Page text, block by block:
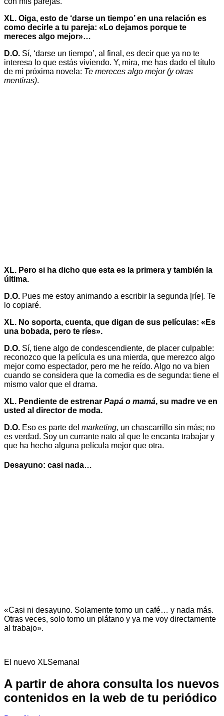
XL. Oiga, esto de ‘darse un tiempo’ en una relación es
como decirle a tu pareja: «Lo dejamos porque te
mereces algo mejor»…
D.O. Sí, ‘darse un tiempo’, al final, es decir que ya no te
interesa lo que estás viviendo. Y, mira, me has dado el título
de mi próxima novela: Te mereces algo mejor (y otras
mentiras).
XL. Pero si ha dicho que esta es la primera y también la
última.
D.O. Pues me estoy animando a escribir la segunda [ríe]. Te
lo copiaré.
XL. No soporta, cuenta, que digan de sus películas: «Es
una bobada, pero te ríes».
D.O. Sí, tiene algo de condescendiente, de placer culpable:
reconozco que la película es una mierda, que merezco algo
mejor como espectador, pero me he reído. Algo no va bien
cuando se considera que la comedia es de segunda: tiene el
mismo valor que el drama.
XL. Pendiente de estrenar Papá o mamá, su madre ve en
usted al director de moda.
D.O. Eso es parte del marketing, un chascarrillo sin más; no
es verdad. Soy un currante nato al que le encanta trabajar y
que ha hecho alguna película mejor que otra.
Desayuno: casi nada…
«Casi ni desayuno. Solamente tomo un café… y nada más.
Otras veces, solo tomo un plátano y ya me voy directamente
al trabajo».
El nuevo XLSemanal
A partir de ahora consulta los nuevos
contenidos en la web de tu periódico